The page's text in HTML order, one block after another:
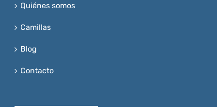
Quiénes somos
Camillas
Blog
Contacto